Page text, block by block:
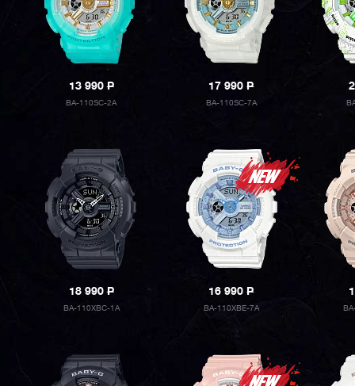
13 990P
BA-110SC-2A
17 990P
BA-110SC-7A
18 990P
BA-110XBC-1A
16 990P
BA-110XBE-7A